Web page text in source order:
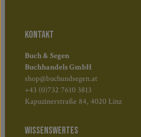
KONTAKT
Buch & Segen
Buchhandels GmbH
shop@buchundsegen.at
+43 (0)732 7610 3813
Kapuzinerstraße 84, 4020 Linz
WISSENSWERTES